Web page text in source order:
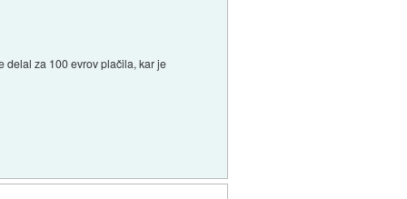
delal za 100 evrov plačila, kar je